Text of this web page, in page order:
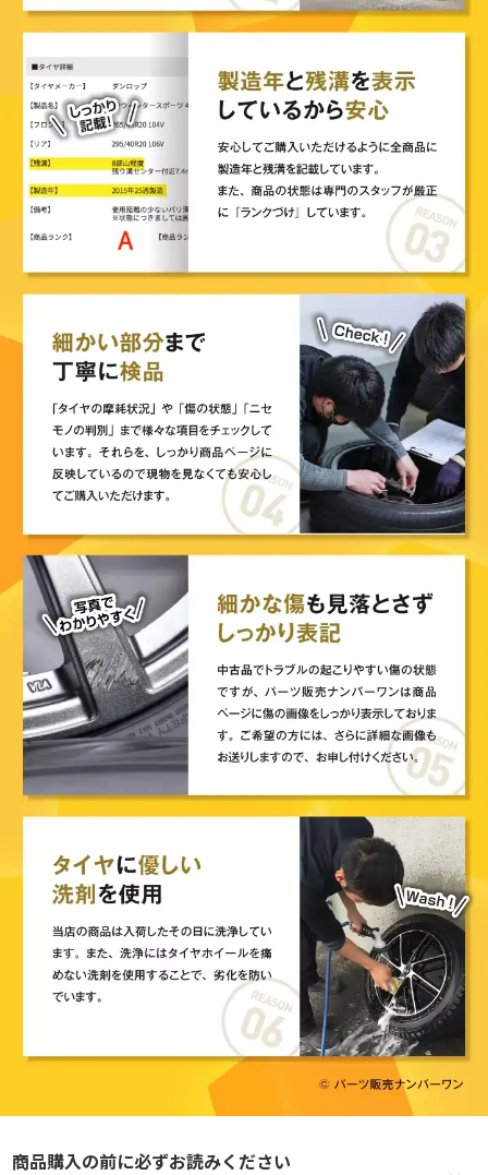
商品購入の前に必ずお読みください